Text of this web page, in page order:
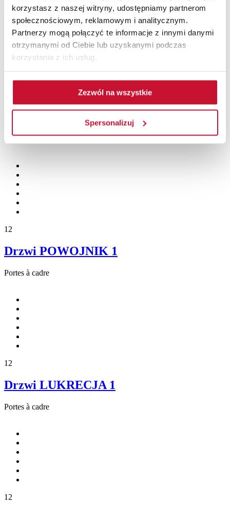
korzystasz z naszej witryny, udostępniamy partnerom
społecznościowym, reklamowym i analitycznym.
Partnerzy mogą połączyć te informacje z innymi danymi
otrzymanymi od Ciebie lub uzyskanymi podczas
korzystania z ich usług.
Zezwól na wszystkie
Spersonalizuj
Portes à cadre
Drzwi BUDLEJA 1
Portes à cadre
12
Drzwi POWOJNIK 1
Portes à cadre
12
Drzwi LUKRECJA 1
Portes à cadre
12